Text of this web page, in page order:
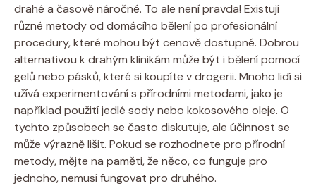
drahé a časově náročné. To ale není pravda! Existují
různé metody od domácího bělení po profesionální
procedury, které mohou být cenově dostupné. Dobrou
alternativou k drahým klinikám může být i bělení pomocí
gelů nebo pásků, které si koupíte v drogerii. Mnoho lidí si
užívá experimentování s přírodními metodami, jako je
například použití jedlé sody nebo kokosového oleje. O
tychto způsobech se často diskutuje, ale účinnost se
může výrazně lišit. Pokud se rozhodnete pro přírodní
metody, mějte na paměti, že něco, co funguje pro
jednoho, nemusí fungovat pro druhého.